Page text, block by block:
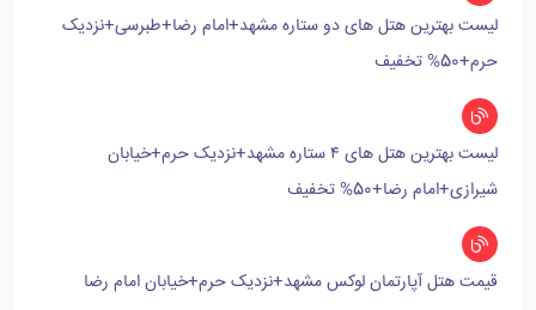
لیست بهترین هتل های دو ستاره مشهد+امام رضا+طبرسی+نزدیک
حرم+50% تخفیف
لیست بهترین هتل های ۴ ستاره مشهد+نزدیک حرم+خیابان
شیرازی+امام رضا+50% تخفیف
قیمت هتل آپارتمان لوکس مشهد+نزدیک حرم+خیابان امام رضا